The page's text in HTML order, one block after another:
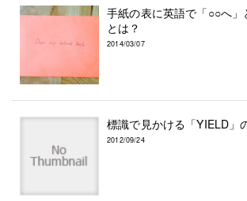
手紙の表に英語で「○○へ」
とは？
2014/03/07
標識で見かける「YIELD」
2012/09/24